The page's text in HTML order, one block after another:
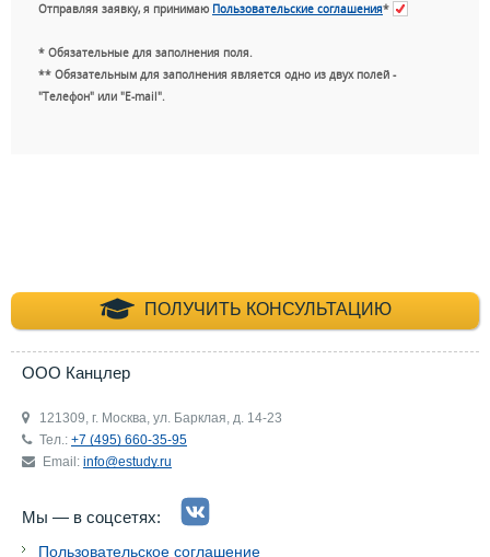
Отправляя заявку, я принимаю Пользовательские соглашения*
* Обязательные для заполнения поля.
** Обязательным для заполнения является одно из двух полей -
"Телефон" или "E-mail".
ПОЛУЧИТЬ КОНСУЛЬТАЦИЮ
+7 (495) 660-35-
ООО Канцлер
121309, г. Москва, ул. Барклая, д. 14-23
Тел.: +7 (495) 660-35-95
Email: info@estudy.ru
Мы — в соцсетях:
Пользовательское соглашение